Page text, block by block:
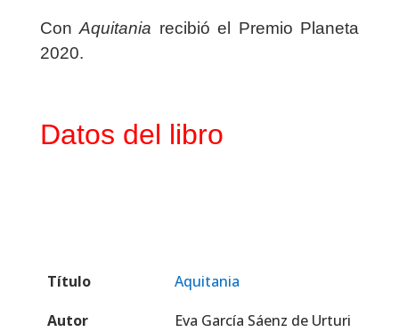
ConAquitania recibió el Premio Planeta
2020.
Datos del libro
Título
Aquitania
Autor
Eva García Sáenz de Urturi